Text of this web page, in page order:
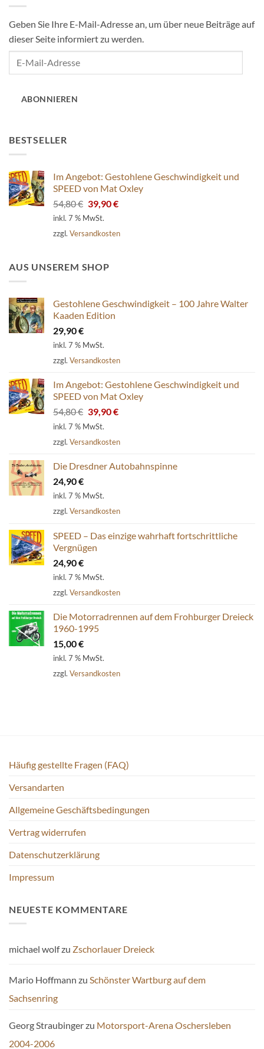
Geben Sie Ihre E-Mail-Adresse an, um über neue Beiträge auf
dieser Seite informiert zu werden.
ABONNIEREN
BESTSELLER
Im Angebot: Gestohlene Geschwindigkeit und
SPEED von Mat Oxley
54,80€ Ursprünglicher
Preis
54,80 €
39,90€Aktueller
39,90 €.
inkl. 7 % MwSt.
zzgl. Versandkosten
AUS UNSEREM SHOP
Gestohlene Geschwindigkeit – 100 Jahre Walter
Kaaden Edition
29,90€
inkl. 7 % MwSt.
zzgl. Versandkosten
Im Angebot: Gestohlene Geschwindigkeit und
SPEED von Mat Oxley
54,80€ Ursprünglicher
Preis
54,80 €
39,90€Aktueller
39,90 €.
inkl. 7 % MwSt.
zzgl. Versandkosten
Die Dresdner Autobahnspinne
24,90€
inkl. 7 % MwSt.
zzgl. Versandkosten
SPEED – Das einzige wahrhaft fortschrittliche
Vergnügen
24,90€
inkl. 7 % MwSt.
zzgl. Versandkosten
Die Motorradrennen auf dem Frohburger Dreieck
1960-1995
15,00€
inkl. 7 % MwSt.
zzgl. Versandkosten
Häufig gestellte Fragen (FAQ)
Versandarten
Allgemeine Geschäftsbedingungen
Vertrag widerrufen
Datenschutzerklärung
Impressum
NEUESTE KOMMENTARE
michael wolfzu Zschorlauer Dreieck
Mario Hoffmann zu Schönster Wartburg auf dem
Sachsenring
Georg Straubingerzu Motorsport-Arena Oschersleben
2004-2006